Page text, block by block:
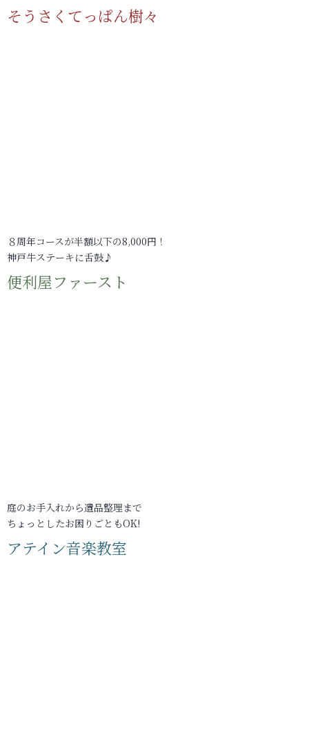
そうさくてっぱん樹々
８周年コースが半額以下の8,000円！
神戸牛ステーキに舌鼓♪
便利屋ファースト
庭のお手入れから遺品整理まで
ちょっとしたお困りごともOK!
アテイン音楽教室